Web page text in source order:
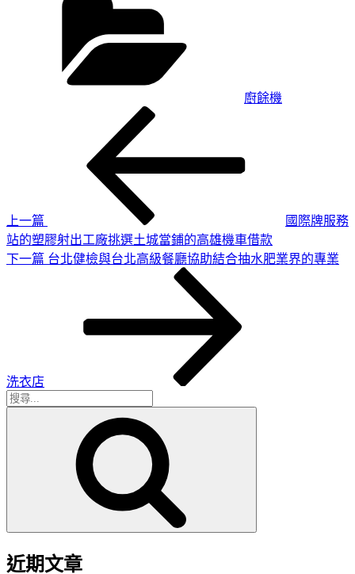
廚餘機
上一篇
國際牌服務
站的塑膠射出工廠挑選土城當鋪的高雄機車借款
下
下一篇 台北健檢與台北高級餐廳協助結合抽水肥業界的專業
洗衣店
搜
近期文章